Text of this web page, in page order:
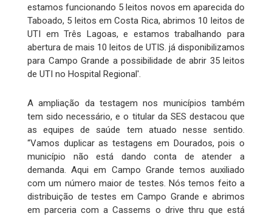
estamos funcionando 5 leitos novos em aparecida do
Taboado, 5 leitos em Costa Rica, abrimos 10 leitos de
UTI em Três Lagoas, e estamos trabalhando para
abertura de mais 10 leitos de UTIS. já disponibilizamos
para Campo Grande a possibilidade de abrir 35 leitos
de UTI no Hospital Regional'.
A ampliação da testagem nos municípios também
tem sido necessário, e o titular da SES destacou que
as equipes de saúde tem atuado nesse sentido.
“Vamos duplicar as testagens em Dourados, pois o
município não está dando conta de atender a
demanda. Aqui em Campo Grande temos auxiliado
com um número maior de testes. Nós temos feito a
distribuição de testes em Campo Grande e abrimos
em parceria com a Cassems o drive thru que está